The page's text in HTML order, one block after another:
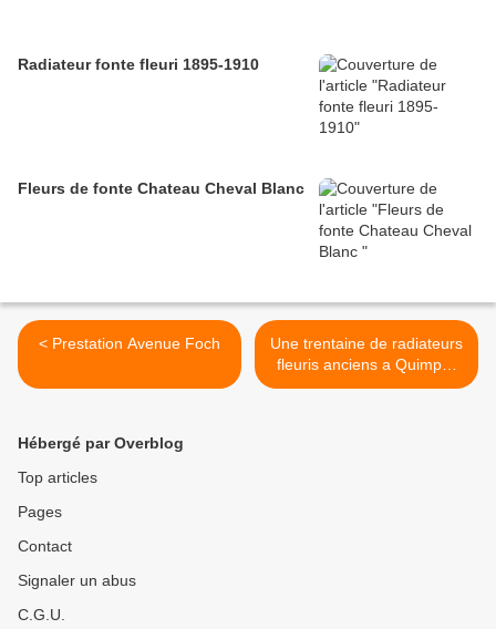
Radiateur fonte fleuri 1895-1910
Fleurs de fonte Chateau Cheval Blanc
< Prestation Avenue Foch
Une trentaine de radiateurs
fleuris anciens a Quimper
d'un ancien batîment >
Hébergé par Overblog
Top articles
Pages
Contact
Signaler un abus
C.G.U.